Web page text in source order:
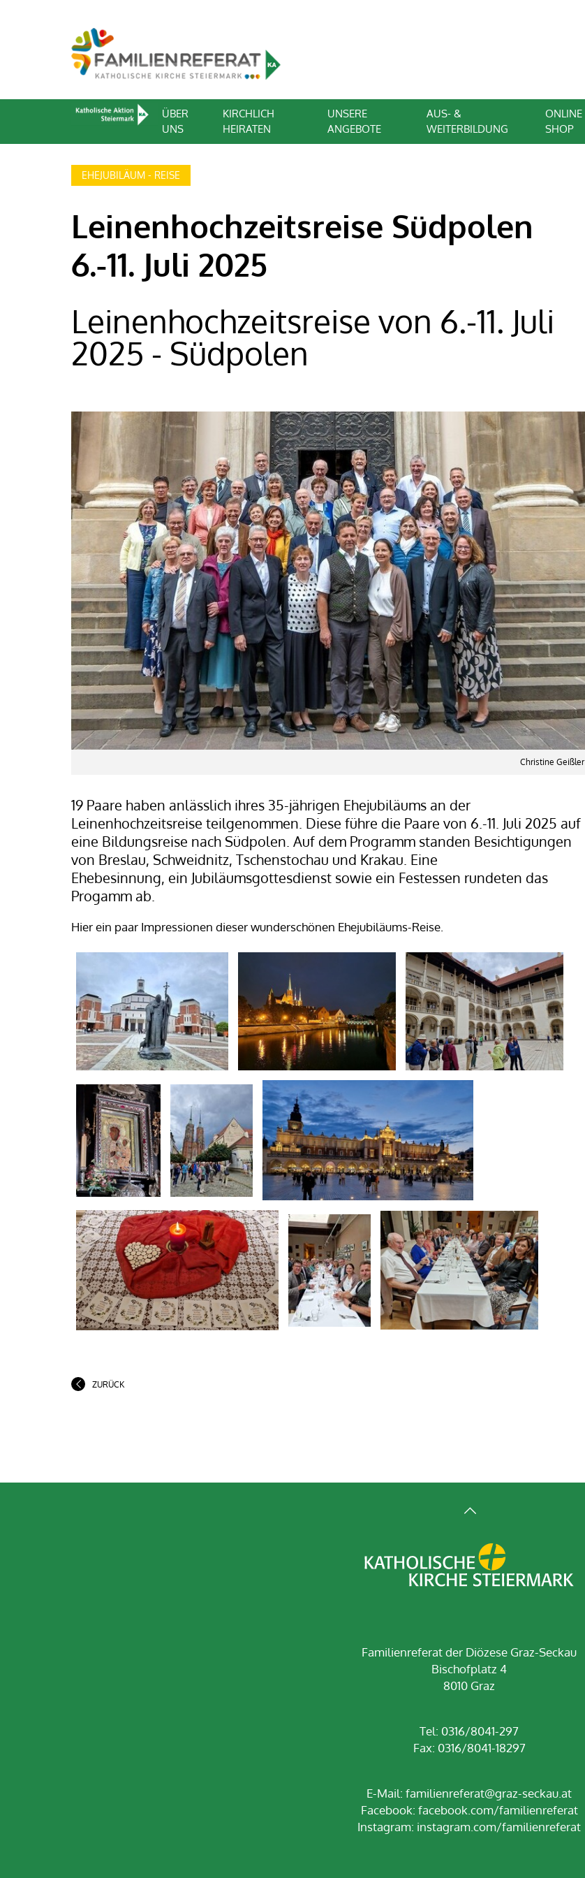
ÜBER
UNS
KIRCHLICH
HEIRATEN
UNSERE
ANGEBOTE
AUS- &
WEITERBILDUNG
ONLINE
SHOP
EHEJUBILÄUM - REISE
Leinenhochzeitsreise Südpolen
6.-11. Juli 2025
Leinenhochzeitsreise von 6.-11. Juli
2025 - Südpolen
Christine Geißler
19 Paare haben anlässlich ihres 35-jährigen Ehejubiläums an der
Leinenhochzeitsreise teilgenommen. Diese führe die Paare von 6.-11. Juli 2025 auf
eine Bildungsreise nach Südpolen. Auf dem Programm standen Besichtigungen
von Breslau, Schweidnitz, Tschenstochau und Krakau. Eine
Ehebesinnung, ein Jubiläumsgottesdienst sowie ein Festessen rundeten das
Progamm ab.
Hier ein paar Impressionen dieser wunderschönen Ehejubiläums-Reise.
ZURÜCK
Familienreferat der Diözese Graz-Seckau
Bischofplatz 4
8010 Graz
Tel: 0316/8041-297
Fax: 0316/8041-18297
E-Mail: familienreferat@graz-seckau.at
Facebook: facebook.com/familienreferat
Instagram: instagram.com/familienreferat